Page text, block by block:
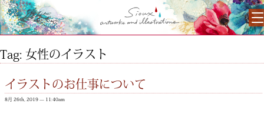
Tag: 女性のイラスト
イラストのお仕事について
8月 26th, 2019 — 11:40am